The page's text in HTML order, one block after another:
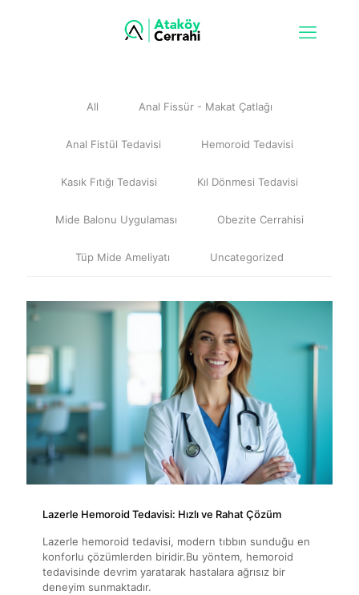
All Anal Fissür - Makat Çatlağı
Anal Fistül Tedavisi Hemoroid Tedavisi
Kasık Fıtığı Tedavisi Kıl Dönmesi Tedavisi
Mide Balonu Uygulaması Obezite Cerrahisi
Tüp Mide Ameliyatı Uncategorized
Lazerle Hemoroid Tedavisi: Hızlı ve Rahat Çözüm
Lazerle hemoroid tedavisi, modern tıbbın sunduğu en
konforlu çözümlerden biridir.Bu yöntem, hemoroid
tedavisinde devrim yaratarak hastalara ağrısız bir
deneyim sunmaktadır.